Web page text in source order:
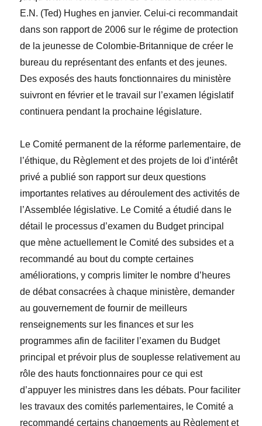
E.N. (Ted) Hughes en janvier. Celui-ci recommandait
dans son rapport de 2006 sur le régime de protection
de la jeunesse de Colombie-Britannique de créer le
bureau du représentant des enfants et des jeunes.
Des exposés des hauts fonctionnaires du ministère
suivront en février et le travail sur l’examen législatif
continuera pendant la prochaine législature.
Le Comité permanent de la réforme parlementaire, de
l’éthique, du Règlement et des projets de loi d’intérêt
privé a publié son rapport sur deux questions
importantes relatives au déroulement des activités de
l’Assemblée législative. Le Comité a étudié dans le
détail le processus d’examen du Budget principal
que mène actuellement le Comité des subsides et a
recommandé au bout du compte certaines
améliorations, y compris limiter le nombre d’heures
de débat consacrées à chaque ministère, demander
au gouvernement de fournir de meilleurs
renseignements sur les finances et sur les
programmes afin de faciliter l’examen du Budget
principal et prévoir plus de souplesse relativement au
rôle des hauts fonctionnaires pour ce qui est
d’appuyer les ministres dans les débats. Pour faciliter
les travaux des comités parlementaires, le Comité a
recommandé certains changements au Règlement et